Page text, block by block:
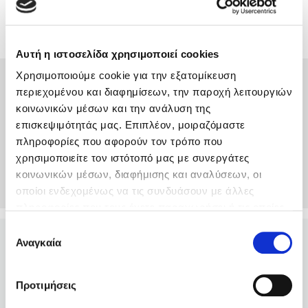
Αυτή η ιστοσελίδα χρησιμοποιεί cookies
Χρησιμοποιούμε cookie για την εξατομίκευση
περιεχομένου και διαφημίσεων, την παροχή λειτουργιών
κοινωνικών μέσων και την ανάλυση της
επισκεψιμότητάς μας. Επιπλέον, μοιραζόμαστε
πληροφορίες που αφορούν τον τρόπο που
χρησιμοποιείτε τον ιστότοπό μας με συνεργάτες
κοινωνικών μέσων, διαφήμισης και αναλύσεων, οι
οποίοι ενδεχομένως να τις συνδυάσουν με άλλες
των υπηρεσιών τους. Αν συνεχίσετε να χρησιμοποιείτε
την ιστοσελίδα μας, συναινείτε στη χρήση των cookies
συγκατάθεσης
Αναγκαία
Προτιμήσεις
Αξιολογήσεις
Συνδεθείτε ή κάντε εγγραφή για να γράψετε την αξιολόγησή
σας
Συνδέσου
Δημιουργία Λογαριασμού
ΧΡΗΣΤΟΣ
Πλοκή που σε εθίζει στην ανάγνωση με αμείωτο το